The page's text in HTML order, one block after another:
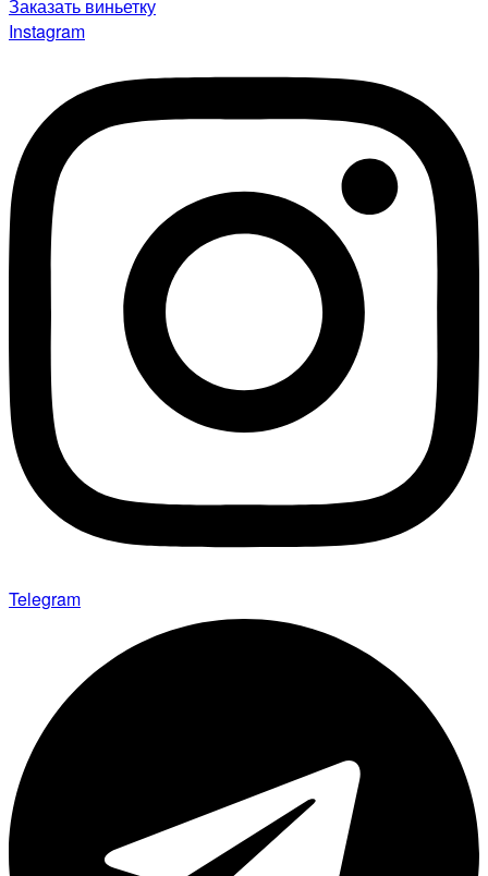
Заказать виньетку
Instagram
Telegram